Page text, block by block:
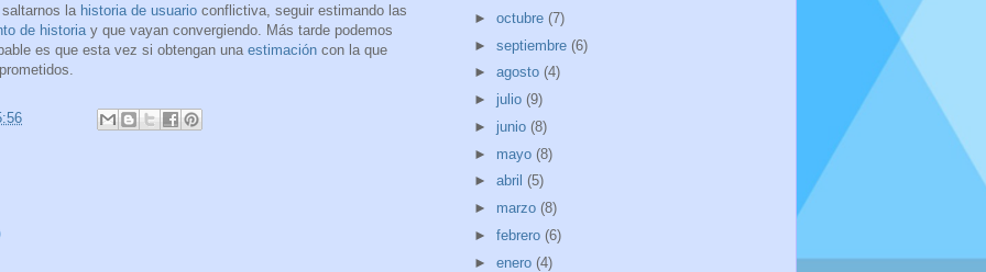
la historia de usuario conflictiva, seguir estimando las
de historia y que vayan convergiendo. Más tarde podemos
es que esta vez si obtengan una estimación con la que
► octubre (7)
► septiembre (6)
► agosto (4)
► julio (9)
► junio (8)
► mayo (8)
► abril (5)
► marzo (8)
► febrero (6)
► enero (4)